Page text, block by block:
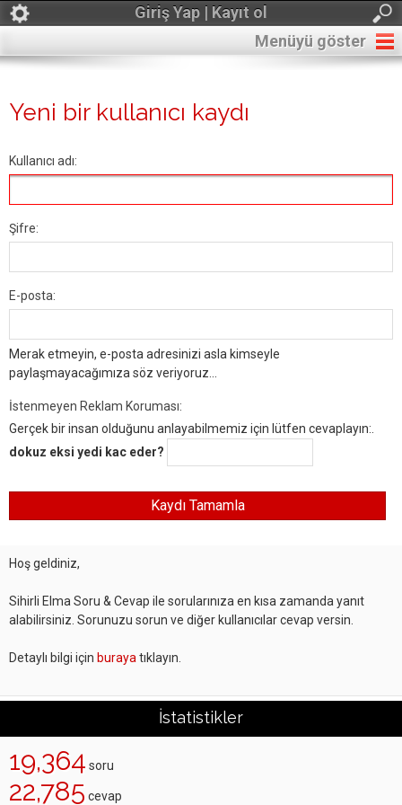
Giriş Yap | Kayıt ol
Menüyü göster
Yeni bir kullanıcı kaydı
Kullanıcı adı:
Şifre:
E-posta:
Merak etmeyin, e-posta adresinizi asla kimseyle
paylaşmayacağımıza söz veriyoruz...
İstenmeyen Reklam Koruması:
Gerçek bir insan olduğunu anlayabilmemiz için lütfen cevaplayın:.
dokuz eksi yedi kac eder?
Hoş geldiniz,
Sihirli Elma Soru & Cevap ile sorularınıza en kısa zamanda yanıt
alabilirsiniz. Sorunuzu sorun ve diğer kullanıcılar cevap versin.
Detaylı bilgi için buraya tıklayın.
İstatistikler
19,364 soru
22,785 cevap